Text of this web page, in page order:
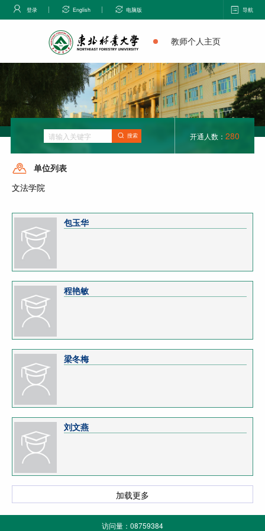
登录 English 电脑版 导航
教师个人主页
搜索 开通人数： 280
单位列表
文法学院
包玉华
程艳敏
梁冬梅
刘文燕
加载更多
访问量： 08759384